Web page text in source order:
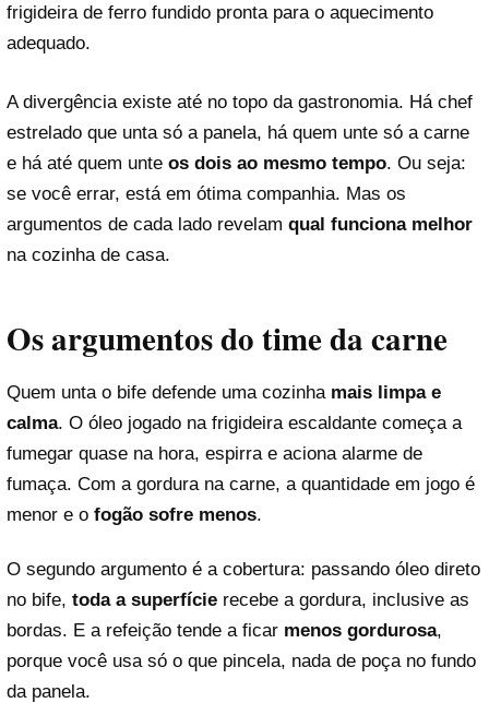
frigideira de ferro fundido pronta para o aquecimento
adequado.
A divergência existe até no topo da gastronomia. Há chef
estrelado que unta só a panela, há quem unte só a carne
e há até quem unte os dois ao mesmo tempo. Ou seja:
se você errar, está em ótima companhia. Mas os
argumentos de cada lado revelam qual funciona melhor
na cozinha de casa.
Os argumentos do time da carne
Quem unta o bife defende uma cozinha mais limpa e
calma. O óleo jogado na frigideira escaldante começa a
fumegar quase na hora, espirra e aciona alarme de
fumaça. Com a gordura na carne, a quantidade em jogo é
menor e o fogão sofre menos.
O segundo argumento é a cobertura: passando óleo direto
no bife, toda a superfície recebe a gordura, inclusive as
bordas. E a refeição tende a ficar menos gordurosa,
porque você usa só o que pincela, nada de poça no fundo
da panela.